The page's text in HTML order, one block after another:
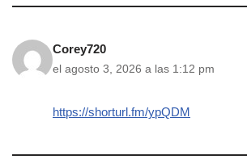
Corey720
el agosto 3, 2026 a las 1:12 pm
https://shorturl.fm/ypQDM